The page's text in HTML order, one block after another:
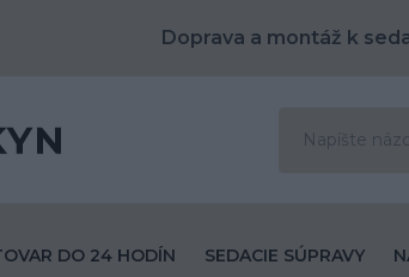
Doprava a montáž k
DO 24 HODÍN SEDACIE SÚPRAVY